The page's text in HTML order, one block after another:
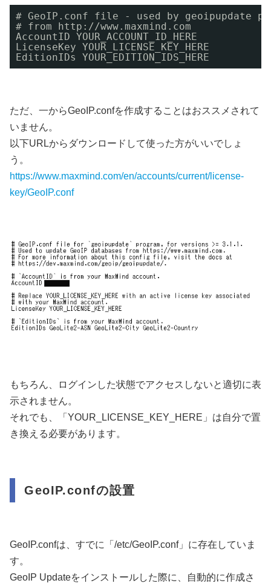
# GeoIP.conf file - used by geoipupdate
# from http://www.maxmind.com
AccountID YOUR_ACCOUNT_ID_HERE
LicenseKey YOUR_LICENSE_KEY_HERE
EditionIDs YOUR_EDITION_IDS_HERE
ただ、一からGeoIP.confを作成することはおススメされて
いません。
以下URLからダウンロードして使った方がいいでしょ
う。
https://www.maxmind.com/en/accounts/current/license-
key/GeoIP.conf
もちろん、ログインした状態でアクセスしないと適切に表
示されません。
それでも、「YOUR_LICENSE_KEY_HERE」は自分で置
き換える必要があります。
GeoIP.confの設置
GeoIP.confは、すでに「/etc/GeoIP.conf」に存在していま
す。
GeoIP Updateをインストールした際に、自動的に作成さ